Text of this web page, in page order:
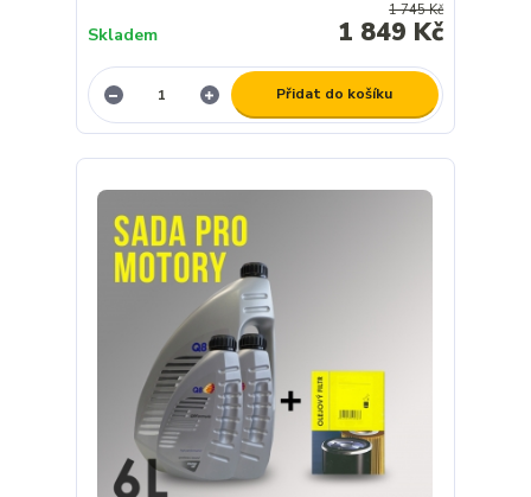
1 745 Kč
1 849 Kč
Skladem
Přidat do košíku